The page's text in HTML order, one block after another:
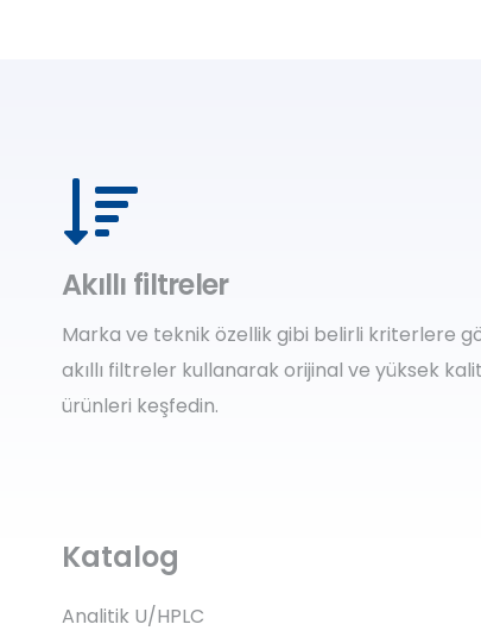
Akıllı filtreler
Marka ve teknik özellik gibi belirli kriterlere
akıllı filtreler kullanarak orijinal ve yüksek
ürünleri keşfedin.
Katalog
Analitik U/HPLC